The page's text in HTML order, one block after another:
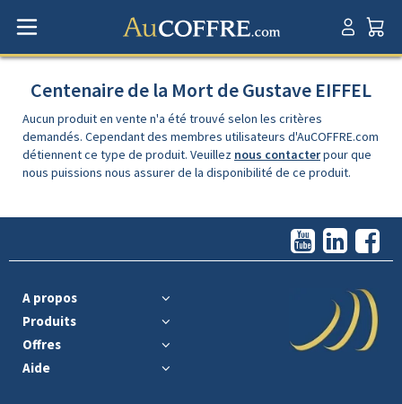
Centenaire de la Mort de Gustave EIFFEL
Aucun produit en vente n'a été trouvé selon les critères
demandés. Cependant des membres utilisateurs d'AuCOFFRE.com
détiennent ce type de produit. Veuillez nous contacterpour que
nous puissions nous assurer de la disponibilité de ce produit.
A propos
Produits
Offres
Aide